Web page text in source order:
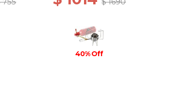
40% Off